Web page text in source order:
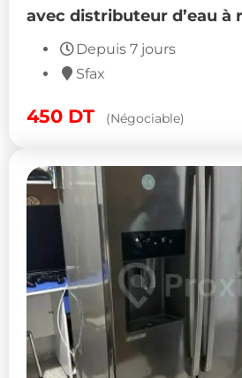
avec distributeur d’eau à
Depuis 7 jours
Sfax
450 DT (Négociable)